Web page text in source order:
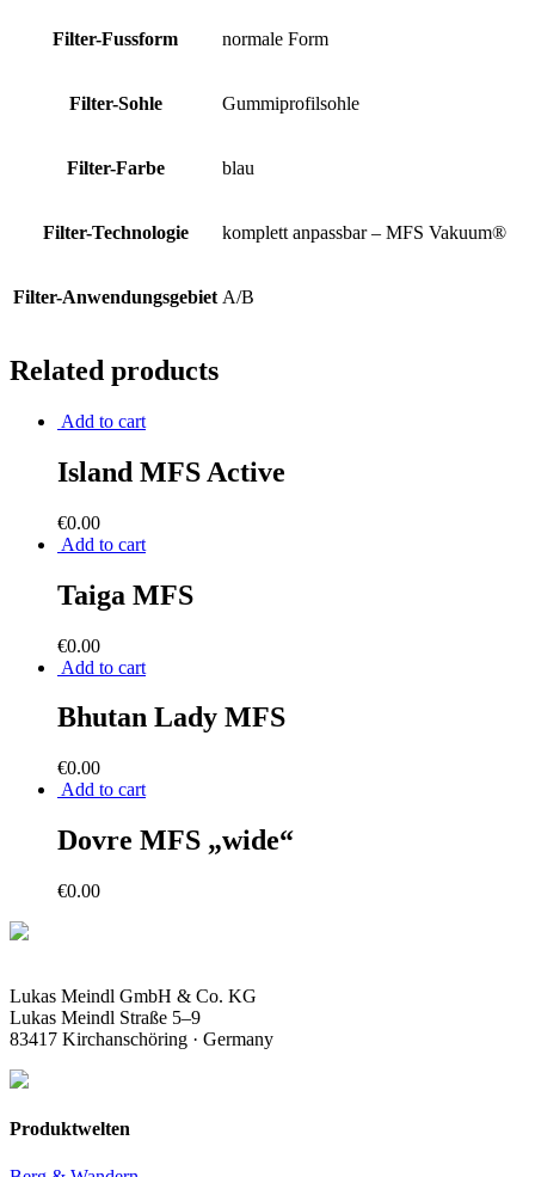
Filter-Fussform normale Form
Filter-Sohle Gummiprofilsohle
Filter-Farbe blau
Filter-Technologie komplett anpassbar – MFS Vakuum®
Filter-Anwendungsgebiet A/B
Related products
Add to cart
Island MFS Active
€0.00
Add to cart
Taiga MFS
€0.00
Add to cart
Bhutan Lady MFS
€0.00
Add to cart
Dovre MFS „wide“
€0.00
Lukas Meindl GmbH & Co. KG
Lukas Meindl Straße 5–9
83417 Kirchanschöring · Germany
Produktwelten